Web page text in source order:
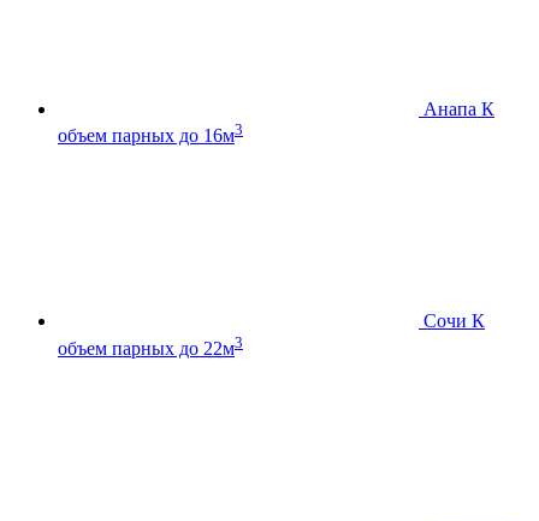
Анапа К
объем парных до 16м3
Сочи К
объем парных до 22м3